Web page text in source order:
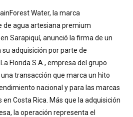
Water, la marca
de agua artesiana premium
Sarapiquí, anunció la firma de un
su adquisición por parte de
Florida S.A., empresa del grupo
transacción que marca un hito
nacional y para las marcas
en Costa Rica. Más que la adquisición
la operación representa el